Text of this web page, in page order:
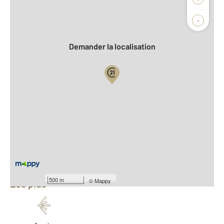
-
500 m ©Mappy
Biens vendus
Demander la localisation
Équipements
Les plus